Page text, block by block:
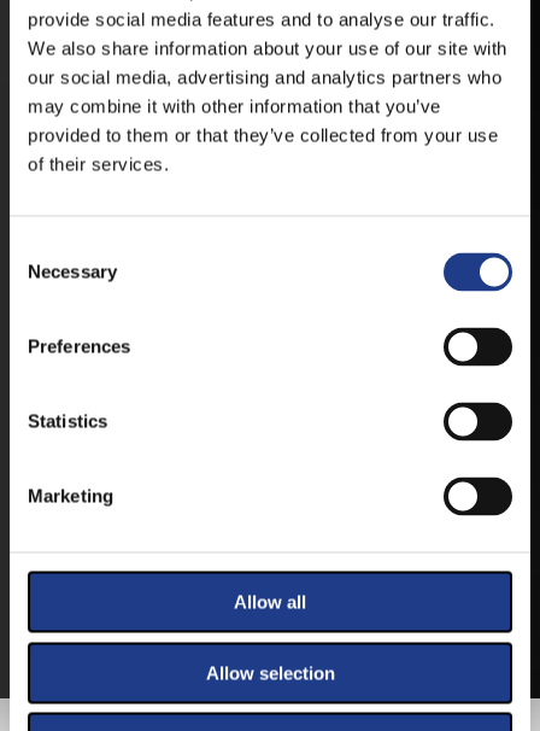
provide social media features and to analyse our traffic.
We also share information about your use of our site with
our social media, advertising and analytics partners who
may combine it with other information that you’ve
provided to them or that they’ve collected from your use
of their services.
Necessary
Preferences
Statistics
Marketing
Allow all
Allow selection
JEGYEK
ONLINE!
VÁLTSA MEG JEGYÉT ONLINE, BANKKÁRTYÁS
FIZETÉSSEL!
A JEGYVÁSÁRLÁSI INFORMÁCIÓKAT ITT TALÁLJA.
ELÉRHETŐ ANDROID ÉS IOS RENDSZEREKRE AZ
ISMERT HELYEKEN, VAGY IDE KATTINTVA :
ANDROID